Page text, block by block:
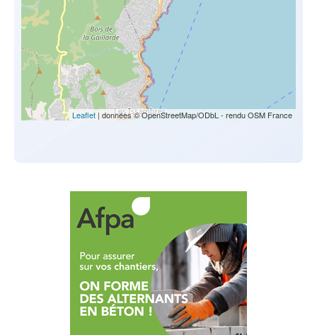
Leaflet | données © OpenStreetMap/ODbL - rendu OSM France